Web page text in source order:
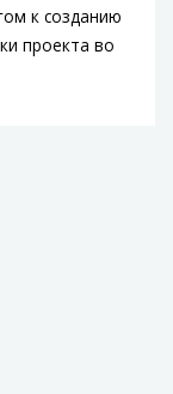
к созданию
проекта во